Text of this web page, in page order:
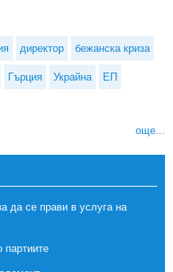
директор бежанска криза
Гърция Украйна ЕП
още...
да се прави в услуга на
партиите